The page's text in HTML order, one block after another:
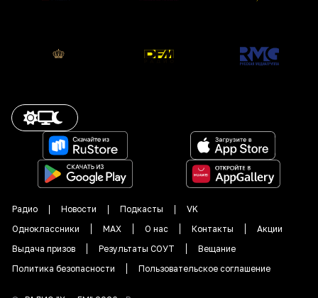
Радио Новости Подкасты
VK
Одноклассники
MAX О нас Контакты
Акции
Выдача призов
Результаты СОУТ
Вещание
Политика безопасности
Пользовательское соглашение